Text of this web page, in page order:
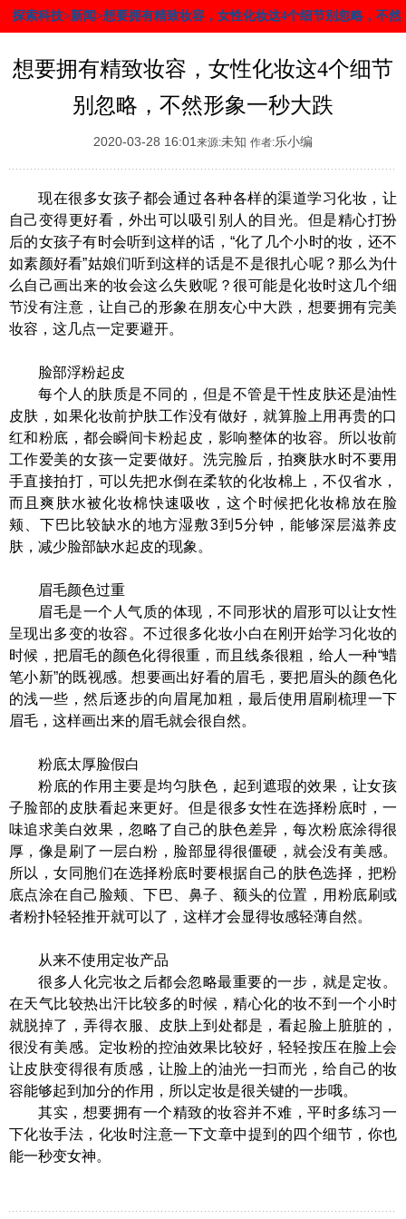
探索科技>新闻>想要拥有精致妆容，女性化妆这4个细节别忽略，不然
想要拥有精致妆容，女性化妆这4个细节
别忽略，不然形象一秒大跌
2020-03-28 16:01 来源:未知 作者:乐小编
现在很多女孩子都会通过各种各样的渠道学习化妆，让
自己变得更好看，外出可以吸引别人的目光。但是精心打扮
后的女孩子有时会听到这样的话，“化了几个小时的妆，还不
如素颜好看”姑娘们听到这样的话是不是很扎心呢？那么为什
么自己画出来的妆会这么失败呢？很可能是化妆时这几个细
节没有注意，让自己的形象在朋友心中大跌，想要拥有完美
妆容，这几点一定要避开。
脸部浮粉起皮
每个人的肤质是不同的，但是不管是干性皮肤还是油性
皮肤，如果化妆前护肤工作没有做好，就算脸上用再贵的口
红和粉底，都会瞬间卡粉起皮，影响整体的妆容。所以妆前
工作爱美的女孩一定要做好。洗完脸后，拍爽肤水时不要用
手直接拍打，可以先把水倒在柔软的化妆棉上，不仅省水，
而且爽肤水被化妆棉快速吸收，这个时候把化妆棉放在脸
颊、下巴比较缺水的地方湿敷3到5分钟，能够深层滋养皮
肤，减少脸部缺水起皮的现象。
眉毛颜色过重
眉毛是一个人气质的体现，不同形状的眉形可以让女性
呈现出多变的妆容。不过很多化妆小白在刚开始学习化妆的
时候，把眉毛的颜色化得很重，而且线条很粗，给人一种“蜡
笔小新”的既视感。想要画出好看的眉毛，要把眉头的颜色化
的浅一些，然后逐步的向眉尾加粗，最后使用眉刷梳理一下
眉毛，这样画出来的眉毛就会很自然。
粉底太厚脸假白
粉底的作用主要是均匀肤色，起到遮瑕的效果，让女孩
子脸部的皮肤看起来更好。但是很多女性在选择粉底时，一
味追求美白效果，忽略了自己的肤色差异，每次粉底涂得很
厚，像是刷了一层白粉，脸部显得很僵硬，就会没有美感。
所以，女同胞们在选择粉底时要根据自己的肤色选择，把粉
底点涂在自己脸颊、下巴、鼻子、额头的位置，用粉底刷或
者粉扑轻轻推开就可以了，这样才会显得妆感轻薄自然。
从来不使用定妆产品
很多人化完妆之后都会忽略最重要的一步，就是定妆。
在天气比较热出汗比较多的时候，精心化的妆不到一个小时
就脱掉了，弄得衣服、皮肤上到处都是，看起脸上脏脏的，
很没有美感。定妆粉的控油效果比较好，轻轻按压在脸上会
让皮肤变得很有质感，让脸上的油光一扫而光，给自己的妆
容能够起到加分的作用，所以定妆是很关键的一步哦。
其实，想要拥有一个精致的妆容并不难，平时多练习一
下化妆手法，化妆时注意一下文章中提到的四个细节，你也
能一秒变女神。